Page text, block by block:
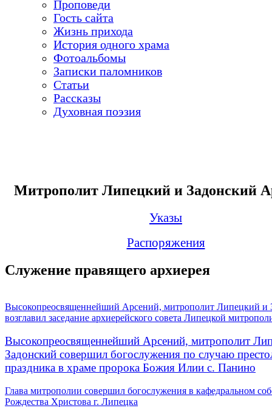
Проповеди
Гость сайта
Жизнь прихода
История одного храма
Фотоальбомы
Записки паломников
Статьи
Рассказы
Духовная поэзия
Митрополит Липецкий и Задонский
Указы
Распоряжения
Служение правящего архиерея
Высокопреосвященнейший Арсений, митрополит Липецкий и
возглавил заседание архиерейского совета Липецкой
Высокопреосвященнейший Арсений, митрополит
Задонский совершил богослужения по случаю
праздника в храме пророка Божия Илии с. Панино
Глава митрополии совершил богослужения в кафедральном
Рождества Христова г. Липецка